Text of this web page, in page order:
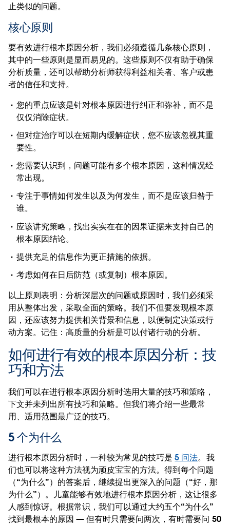
止类似的问题。
核心原则
要有效进行根本原因分析，我们必须遵循几条核心原则，
其中的一些原则是显而易见的。这些原则不仅有助于确保
分析质量，还可以帮助分析师获得利益相关者、客户或患
者的信任和支持。
您的重点应该是针对根本原因进行纠正和弥补，而不是
仅仅消除症状。
但对症治疗可以在短期内缓解症状，您不应该忽视其重
要性。
您需要认识到，问题可能有多个根本原因，这种情况经
常出现。
专注于事情如何发生以及为何发生，而不是应该归咎于
谁。
应该讲究策略，找出实实在在的因果证据来支持自己的
根本原因结论。
提供充足的信息作为更正措施的依据。
考虑如何在日后防范（或复制）根本原因。
以上原则表明：分析深层次的问题或原因时，我们必须采
用从整体出发，采取全面的策略。我们不但要发现根本原
因，还应该努力提供相关背景和信息，以便制定决策或行
动方案。记住：高质量的分析是可以付诸行动的分析。
如何进行有效的根本原因分析：技
巧和方法
我们可以在进行根本原因分析时选用大量的技巧和策略，
下文并未列出所有技巧和策略。但我们将介绍一些最常
用、适用范围最广泛的技巧。
5 个为什么
进行根本原因分析时，一种较为常见的技巧是5 问法。我
们也可以将这种方法视为顽皮宝宝的方法。得到每个问题
（“为什么”）的答案后，继续提出更深入的问题（“好，那
为什么”）。儿童能够有效地进行根本原因分析，这让很多
人感到惊讶。根据常识，我们可以通过大约五个“为什么”
找到最根本的原因 — 但有时只需要问两次，有时需要问 50